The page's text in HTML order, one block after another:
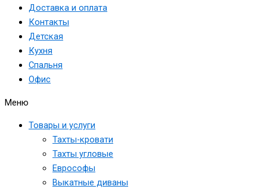
Доставка и оплата
Контакты
Детская
Кухня
Спальня
Офис
Меню
Товары и услуги
Тахты-кровати
Тахты угловые
Еврософы
Выкатные диваны